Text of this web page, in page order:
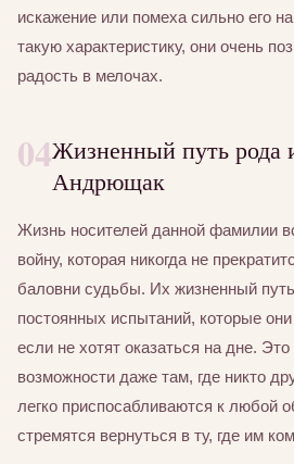
искажение или помеха сильно его
такую характеристику, они очень
радость в мелочах.
04Жизненный путь рода
Андрющак
Жизнь носителей данной фамилии
войну, которая никогда не
баловни судьбы. Их жизненный
постоянных испытаний, которые
если не хотят оказаться на дне.
возможности даже там, где никто
легко приспосабливаются к любой
стремятся вернуться в ту, где им